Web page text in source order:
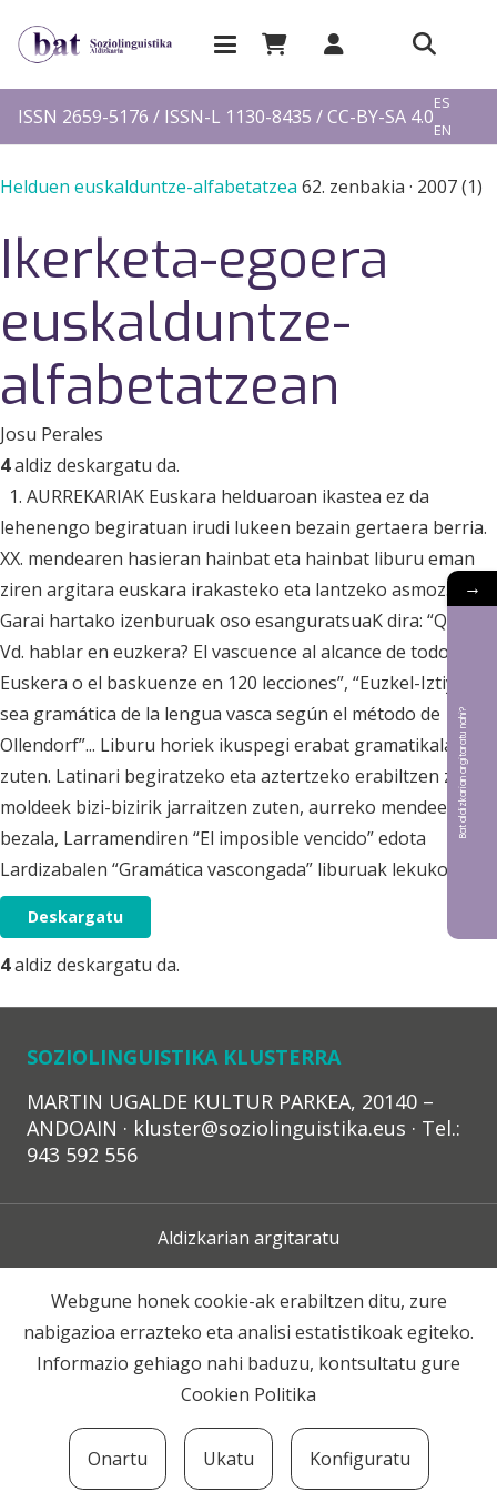
ISSN 2659-5176 / ISSN-L 1130-8435 / CC-BY-SA 4.0
ES
EN
Helduen euskalduntze-alfabetatzea 62. zenbakia · 2007 (1)
Ikerketa-egoera
euskalduntze-
alfabetatzean
Josu Perales
4aldiz deskargatu da.
1. AURREKARIAK Euskara helduaroan ikastea ez da
lehenengo begiratuan irudi lukeen bezain gertaera berria.
XX. mendearen hasieran hainbat eta hainbat liburu eman
ziren argitara euskara irakasteko eta lantzeko asmoz.
Garai hartako izenburuak oso esanguratsuaK dira: “Quiere
Vd. hablar en euzkera? El vascuence al alcance de todos”, “El
Euskera o el baskuenze en 120 lecciones”, “Euzkel-Iztiya ó
sea gramática de la lengua vasca según el método de
Ollendorf”... Liburu horiek ikuspegi erabat gramatikala
zuten. Latinari begiratzeko eta aztertzeko erabiltzen ziren
moldeek bizi-bizirik jarraitzen zuten, aurreko mendeetan
bezala, Larramendiren “El imposible vencido” edota
Lardizabalen “Gramática vascongada” liburuak lekuko.
Deskargatu
4aldiz deskargatu da.
SOZIOLINGUISTIKA KLUSTERRA
MARTIN UGALDE KULTUR PARKEA, 20140 –
ANDOAIN · kluster@soziolinguistika.eus · Tel.:
943 592 556
Aldizkarian argitaratu
Lege Oharra
Harpidetza
© 2020 Soziolinguistika Klusterra
Webgune honek cookie-ak erabiltzen ditu, zure
nabigazioa errazteko eta analisi estatistikoak egiteko.
Informazio gehiago nahi baduzu, kontsultatu gure
Cookien Politika
Onartu Ukatu Konfiguratu
→
Bat aldizkarian argitaratu nahi?